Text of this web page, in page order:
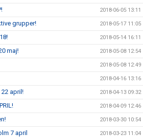
2018-06-05 13:11
grupper! 2018-05-17 11:05
2018-05-14 16:11
maj! 2018-05-08 12:54
2018-05-08 12:49
2018-04-16 13:16
22 april! 2018-04-13 09:32
2018-04-09 12:46
2018-03-30 10:54
7 april 2018-03-23 11:04